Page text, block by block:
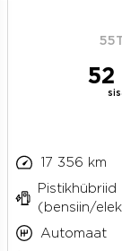
52
17 356 km
Pistikhübriid
(bensiin/
Automaat